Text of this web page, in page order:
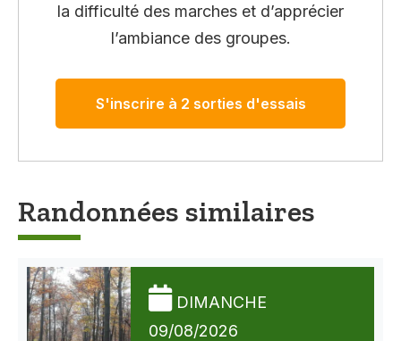
la difficulté des marches et d’apprécier
l’ambiance des groupes.
S'inscrire à 2 sorties d'essais
Randonnées similaires
DIMANCHE
09/08/2026